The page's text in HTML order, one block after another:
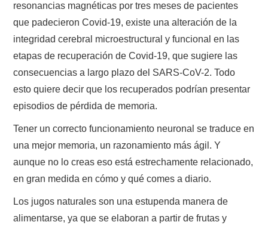
resonancias magnéticas por tres meses de pacientes
que padecieron Covid-19, existe una alteración de la
integridad cerebral microestructural y funcional en las
etapas de recuperación de Covid-19, que sugiere las
consecuencias a largo plazo del SARS-CoV-2. Todo
esto quiere decir que los recuperados podrían presentar
episodios de pérdida de memoria.
Tener un correcto funcionamiento neuronal se traduce en
una mejor memoria, un razonamiento más ágil. Y
aunque no lo creas eso está estrechamente relacionado,
en gran medida en cómo y qué comes a diario.
Los jugos naturales son una estupenda manera de
alimentarse, ya que se elaboran a partir de frutas y